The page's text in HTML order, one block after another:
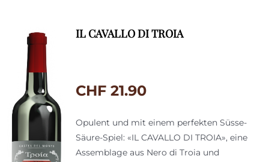
IL CAVALLO DI TROIA
CHF 21.90
Opulent und mit einem perfekten Süsse-
Säure-Spiel: «IL CAVALLO DI TROIA», eine
Assemblage aus Nero di Troia und